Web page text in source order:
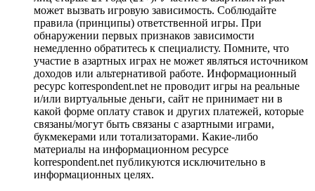
может вызвать игровую зависимость. Соблюдайте
правила (принципы) ответственной игры. При
обнаружении первых признаков зависимости
немедленно обратитесь к специалисту. Помните, что
участие в азартных играх не может являться источником
доходов или альтернативой работе. Информационный
ресурс korrespondent.net не проводит игры на реальные
и/или виртуальные деньги, сайт не принимает ни в
какой форме оплату ставок и других платежей, которые
связаны/могут быть связаны с азартными играми,
букмекерами или тотализаторами. Какие-либо
материалы на информационном ресурсе
korrespondent.net публикуются исключительно в
информационных целях.